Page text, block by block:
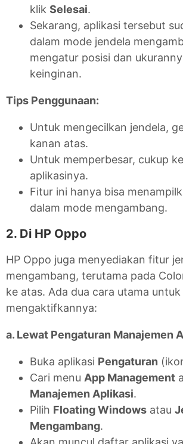
klik Selesai.
Sekarang, aplikasi tersebut
dalam mode jendela
mengatur posisi dan
keinginan.
Tips Penggunaan:
Untuk mengecilkan jendela,
kanan atas.
Untuk memperbesar, cukup
aplikasinya.
Fitur ini hanya bisa
dalam mode mengambang.
2. Di HP Oppo
HP Oppo juga menyediakan fitur
mengambang, terutama pada
ke atas. Ada dua cara utama untuk
mengaktifkannya:
a. Lewat Pengaturan Manajemen
Buka aplikasi Pengaturan
Cari menu App Management
Manajemen Aplikasi.
Pilih Floating Windows atau
Mengambang.